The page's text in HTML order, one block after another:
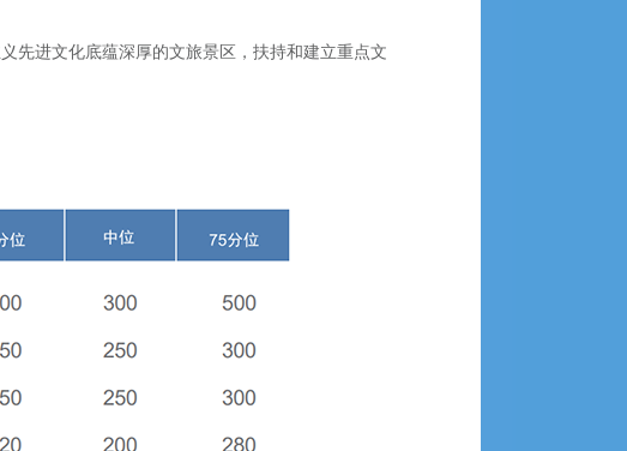
先进文化底蕴深厚的文旅景区，扶持和建立重点文